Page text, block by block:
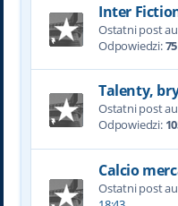
Inter
Ostatni post
Odpowiedzi:75
Talenty,
Ostatni post
Odpowiedzi:
Calcio
Ostatni post